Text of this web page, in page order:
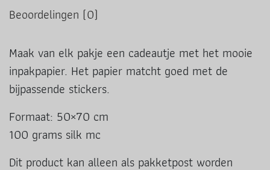
Beoordelingen (0)
Maak van elk pakje een cadeautje met het mooie
inpakpapier. Het papier matcht goed met de
bijpassende stickers.
Formaat: 50×70 cm
100 grams silk mc
Dit product kan alleen als pakketpost worden